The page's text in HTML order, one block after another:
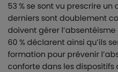
53 % se sont vu prescrire
derniers sont doublement
doivent gérer
60 % déclarent ainsi qu’ils
formation pour prévenir
conforte dans les